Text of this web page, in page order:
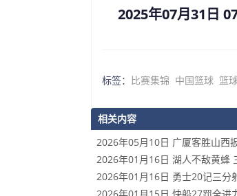
2025年07月31日
标签： 比赛集锦 中国篮球 篮
相关内容
2026年05月10日 广厦客胜山西
2026年01月16日 湖人不敌黄蜂
2026年01月16日 勇士20记三分